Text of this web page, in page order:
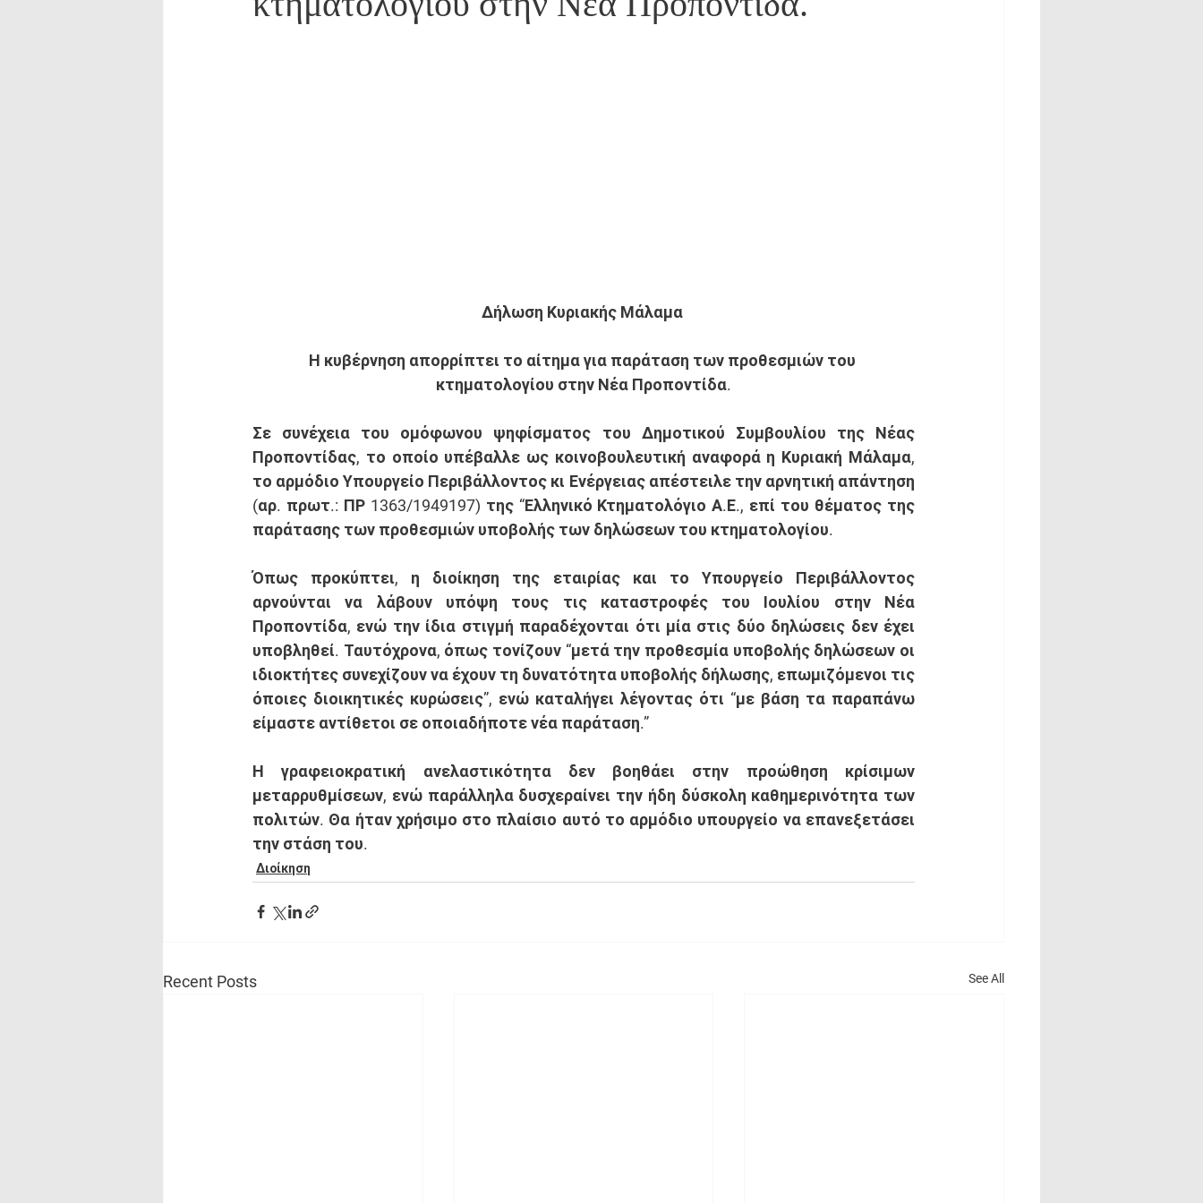
Δήλωση Κυριακής Μάλαμα
Η κυβέρνηση απορρίπτει το αίτημα για παράταση των προθεσμιών του
κτηματολογίου στην Νέα Προποντίδα.
Σε συνέχεια του ομόφωνου ψηφίσματος του Δημοτικού Συμβουλίου της Νέας
Προποντίδας, το οποίο υπέβαλλε ως κοινοβουλευτική αναφορά η Κυριακή Μάλαμα,
το αρμόδιο Υπουργείο Περιβάλλοντος κι Ενέργειας απέστειλε την αρνητική απάντηση
(αρ. πρωτ.: ΠΡ 1363/1949197) της “Ελληνικό Κτηματολόγιο Α.Ε., επί του θέματος της
παράτασης των προθεσμιών υποβολής των δηλώσεων του κτηματολογίου.
Όπως προκύπτει, η διοίκηση της εταιρίας και το Υπουργείο Περιβάλλοντος
αρνούνται να λάβουν υπόψη τους τις καταστροφές του Ιουλίου στην Νέα
Προποντίδα, ενώ την ίδια στιγμή παραδέχονται ότι μία στις δύο δηλώσεις δεν έχει
υποβληθεί. Ταυτόχρονα, όπως τονίζουν “μετά την προθεσμία υποβολής δηλώσεων οι
ιδιοκτήτες συνεχίζουν να έχουν τη δυνατότητα υποβολής δήλωσης, επωμιζόμενοι τις
όποιες διοικητικές κυρώσεις”, ενώ καταλήγει λέγοντας ότι “με βάση τα παραπάνω
είμαστε αντίθετοι σε οποιαδήποτε νέα παράταση.”
Η γραφειοκρατική ανελαστικότητα δεν βοηθάει στην προώθηση κρίσιμων
μεταρρυθμίσεων, ενώ παράλληλα δυσχεραίνει την ήδη δύσκολη καθημερινότητα των
πολιτών. Θα ήταν χρήσιμο στο πλαίσιο αυτό το αρμόδιο υπουργείο να επανεξετάσει
την στάση του.
Διοίκηση
Recent Posts See All